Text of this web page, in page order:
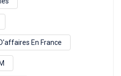
En France